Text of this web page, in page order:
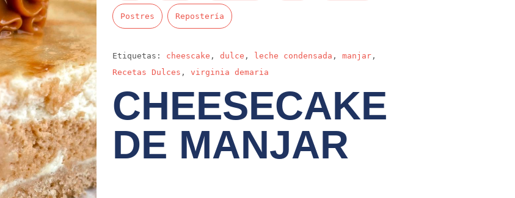
Postres Repostería
Etiquetas: cheescake , dulce , leche condensada , manjar,
Recetas Dulces , virginia demaria
CHEESECAKE
DE MANJAR